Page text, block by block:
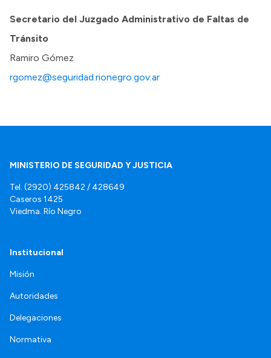
Secretario del Juzgado Administrativo de Faltas de
Tránsito
Ramiro Gómez
rgomez@seguridad.rionegro.gov.ar
MINISTERIO DE SEGURIDAD Y JUSTICIA
Tel. (2920) 425842 / 428649
Caseros 1425
Viedma. Río Negro
Institucional
Misión
Autoridades
Delegaciones
Normativa